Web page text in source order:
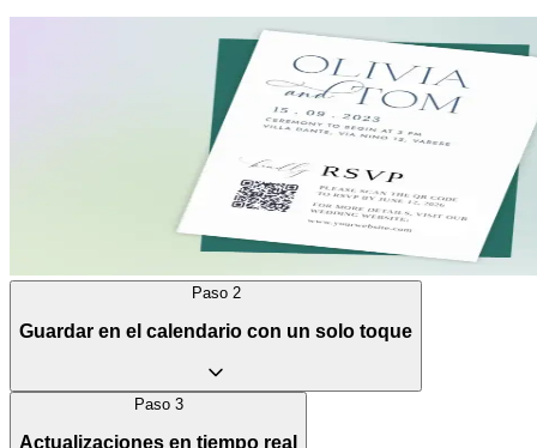
Paso 2
Guardar en el calendario con un solo toque
Paso 3
Actualizaciones en tiempo real